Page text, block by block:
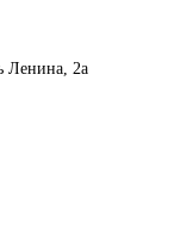
Ленина, 2а